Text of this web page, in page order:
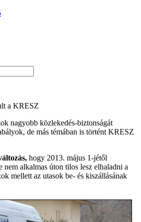
a KRESZ
nagyobb közlekedés-biztonságát
de más témában is történt KRESZ
hogy 2013. május 1-jétől
nem alkalmas úton tilos lesz elhaladni a
mellett az utasok be- és kiszállásának